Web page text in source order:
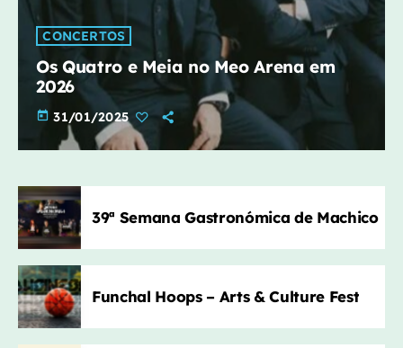
CONCERTOS
Os Quatro e Meia no Meo Arena em
2026
today 31/01/2025
39ª Semana Gastronómica de Machico
Funchal Hoops – Arts & Culture Fest